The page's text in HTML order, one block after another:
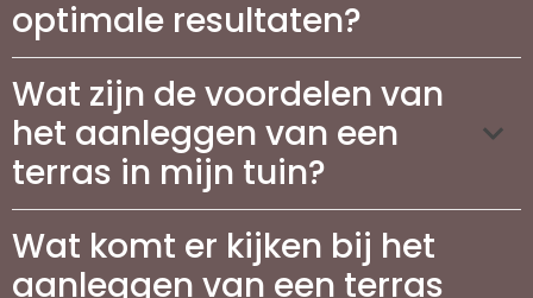
optimale resultaten?
Wat zijn de voordelen van
het aanleggen van een
terras in mijn tuin?
Wat komt er kijken bij het
aanleggen van een terras